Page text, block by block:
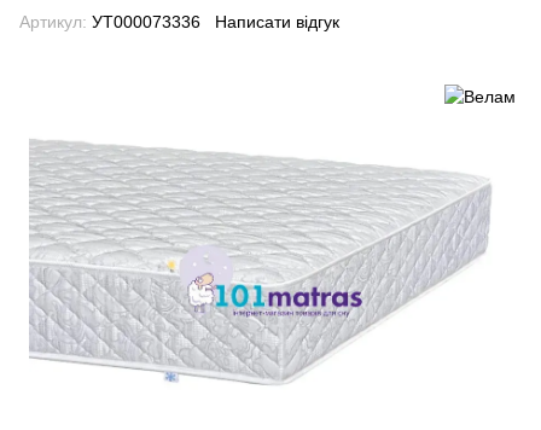
Артикул: УТ000073336 Написати відгук